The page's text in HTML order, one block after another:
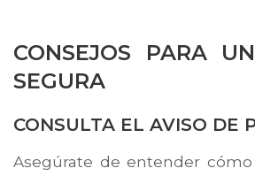
CONSEJOS PARA
SEGURA
CONSULTA EL AVISO DE
Asegúrate de entender